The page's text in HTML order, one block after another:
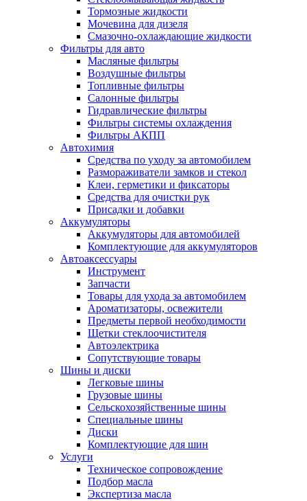
Тормозные жидкости
Мочевина для дизеля
Смазочно-охлаждающие жидкости
Фильтры для авто
Масляные фильтры
Воздушные фильтры
Топливные фильтры
Салонные фильтры
Гидравлические фильтры
Фильтры системы охлаждения
Фильтры АКПП
Автохимия
Средства по уходу за автомобилем
Размораживатели замков и стекол
Клеи, герметики и фиксаторы
Средства для очистки рук
Присадки и добавки
Аккумуляторы
Аккумуляторы для автомобилей
Комплектующие для аккумуляторов
Автоаксессуары
Инструмент
Запчасти
Товары для ухода за автомобилем
Ароматизаторы, освежители
Предметы первой необходимости
Щетки стеклоочистителя
Автоэлектрика
Сопутствующие товары
Шины и диски
Легковые шины
Грузовые шины
Сельскохозяйственные шины
Специальные шины
Диски
Комплектующие для шин
Услуги
Техническое сопровождение
Подбор масла
Экспертиза масла